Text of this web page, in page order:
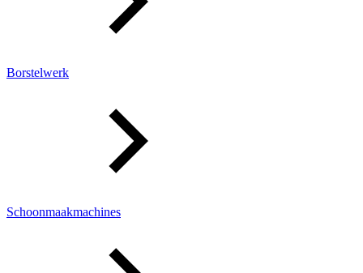
Borstelwerk
Schoonmaakmachines